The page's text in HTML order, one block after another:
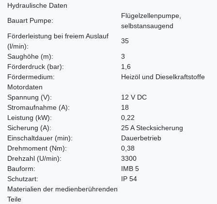
Hydraulische Daten
Bauart Pumpe:
Flügelzellenpumpe,
selbstansaugend
Förderleistung bei freiem Auslauf
(l/min):
35
Saughöhe (m):
3
Förderdruck (bar):
1,6
Fördermedium:
Heizöl und Dieselkraftstoffe
Motordaten
Spannung (V):
12 V DC
Stromaufnahme (A):
18
Leistung (kW):
0,22
Sicherung (A):
25 A Stecksicherung
Einschaltdauer (min):
Dauerbetrieb
Drehmoment (Nm):
0,38
Drehzahl (U/min):
3300
Bauform:
IMB 5
Schutzart:
IP 54
Materialien der medienberührenden
Teile